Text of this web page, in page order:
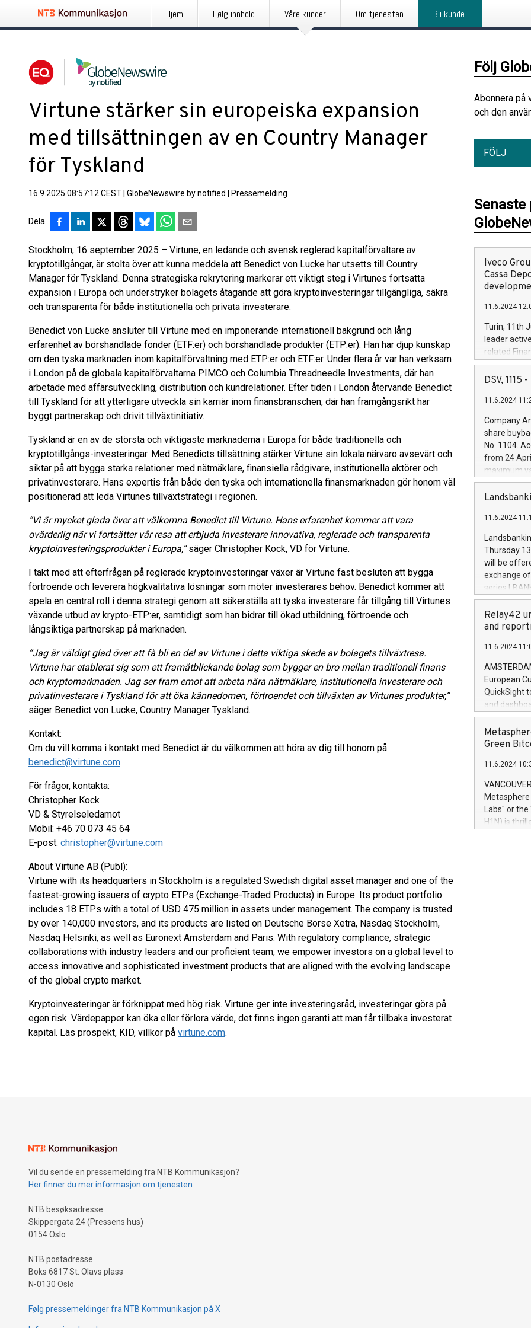
Hjem Følg innhold Våre kunder Om tjenesten Bli kunde
Virtune stärker sin europeiska expansion
med tillsättningen av en Country Manager
för Tyskland
16.9.2025 08:57:12 CEST GlobeNewswire by notified Pressemelding
Dela
Stockholm, 16 september 2025 – Virtune, en ledande och svensk reglerad kapitalförvaltare av
kryptotillgångar, är stolta över att kunna meddela att Benedict von Lucke har utsetts till Country
Manager för Tyskland. Denna strategiska rekrytering markerar ett viktigt steg i Virtunes fortsatta
expansion i Europa och understryker bolagets åtagande att göra kryptoinvesteringar tillgängliga, säkra
och transparenta för både institutionella och privata investerare.
Benedict von Lucke ansluter till Virtune med en imponerande internationell bakgrund och lång
erfarenhet av börshandlade fonder (ETF:er) och börshandlade produkter (ETP:er). Han har djup kunskap
om den tyska marknaden inom kapitalförvaltning med ETP:er och ETF:er. Under flera år var han verksam
i London på de globala kapitalförvaltarna PIMCO och Columbia Threadneedle Investments, där han
arbetade med affärsutveckling, distribution och kundrelationer. Efter tiden i London återvände Benedict
till Tyskland för att ytterligare utveckla sin karriär inom finansbranschen, där han framgångsrikt har
byggt partnerskap och drivit tillväxtinitiativ.
Tyskland är en av de största och viktigaste marknaderna i Europa för både traditionella och
kryptotillgångs-investeringar. Med Benedicts tillsättning stärker Virtune sin lokala närvaro avsevärt och
siktar på att bygga starka relationer med nätmäklare, finansiella rådgivare, institutionella aktörer och
privatinvesterare. Hans expertis från både den tyska och internationella finansmarknaden gör honom väl
positionerad att leda Virtunes tillväxtstrategi i regionen.
“Vi är mycket glada över att välkomna Benedict till Virtune. Hans erfarenhet kommer att vara
ovärderlig när vi fortsätter vår resa att erbjuda investerare innovativa, reglerade och transparenta
kryptoinvesteringsprodukter i Europa,”säger Christopher Kock, VD för Virtune.
I takt med att efterfrågan på reglerade kryptoinvesteringar växer är Virtune fast besluten att bygga
förtroende och leverera högkvalitativa lösningar som möter investerares behov. Benedict kommer att
spela en central roll i denna strategi genom att säkerställa att tyska investerare får tillgång till Virtunes
växande utbud av krypto-ETP:er, samtidigt som han bidrar till ökad utbildning, förtroende och
långsiktiga partnerskap på marknaden.
“Jag är väldigt glad över att få bli en del av Virtune i detta viktiga skede av bolagets tillväxtresa.
Virtune har etablerat sig som ett framåtblickande bolag som bygger en bro mellan traditionell finans
och kryptomarknaden. Jag ser fram emot att arbeta nära nätmäklare, institutionella investerare och
privatinvesterare i Tyskland för att öka kännedomen, förtroendet och tillväxten av Virtunes produkter,”
säger Benedict von Lucke, Country Manager Tyskland.
Kontakt:
Om du vill komma i kontakt med Benedict är du välkommen att höra av dig till honom på
benedict@virtune.com
För frågor, kontakta:
Christopher Kock
VD & Styrelseledamot
Mobil: +46 70 073 45 64
E-post: christopher@virtune.com
About Virtune AB (Publ):
Virtune with its headquarters in Stockholm is a regulated Swedish digital asset manager and one of the
fastest-growing issuers of crypto ETPs (Exchange-Traded Products) in Europe. Its product portfolio
includes 18 ETPs with a total of USD 475 million in assets under management. The company is trusted
by over 140,000 investors, and its products are listed on Deutsche Börse Xetra, Nasdaq Stockholm,
Nasdaq Helsinki, as well as Euronext Amsterdam and Paris. With regulatory compliance, strategic
collaborations with industry leaders and our proficient team, we empower investors on a global level to
access innovative and sophisticated investment products that are aligned with the evolving landscape
of the global crypto market.
Kryptoinvesteringar är förknippat med hög risk. Virtune ger inte investeringsråd, investeringar görs på
egen risk. Värdepapper kan öka eller förlora värde, det finns ingen garanti att man får tillbaka investerat
kapital. Läs prospekt, KID, villkor på virtune.com.
Följ
Abonnera på
och den
FÖLJ
Iveco
Cassa
11.6.2024
Turin, 11th
leader
related
facility of
creation of
Iveco
increasing
financed
be made by
(EXM: IVG)
brands are
DSV, 1115
11.6.2024
Company
share
No. 1104.
from 24
maximum
shares,
European
the rules on
the
to as the
days 1-
11.6.2024
Thursday
will be
exchange
series
covered
price of the
20 June
Markets will
+354 410
Relay42
and
11.6.2024
European
QuickSight
and
customer
to dive
the
module, in
module
Relay42
their data
customers
Marketers
Green
11.6.2024
Labs" or the
H1N) is
Vil du sende en pressemelding fra NTB Kommunikasjon?
Her finner du mer informasjon om tjenesten
NTB besøksadresse
Skippergata 24 (Pressens hus)
0154 Oslo
NTB postadresse
Boks 6817 St. Olavs plass
N-0130 Oslo
Følg pressemeldinger fra NTB Kommunikasjon på X